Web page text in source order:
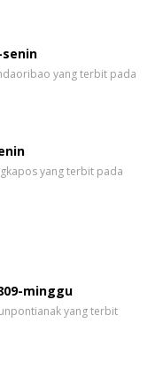
senin
yang terbit pada
yang terbit pada
minggu
yang terbit